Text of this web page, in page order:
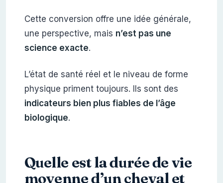
Cette conversion offre une idée générale,
une perspective, mais n’est pas une
science exacte.
L’état de santé réel et le niveau de forme
physique priment toujours. Ils sont des
indicateurs bien plus fiables de l’âge
biologique.
Quelle est la durée de vie
moyenne d’un cheval et